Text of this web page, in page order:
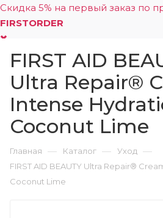
Скидка 5% на первый заказ по
FIRSTORDER
FIRST AID
Ultra Repair®
Intense
Coconut Lime
Главная — Каталог — Уход —
FIRST AID BEAUTY Ultra Repair®
Coconut Lime